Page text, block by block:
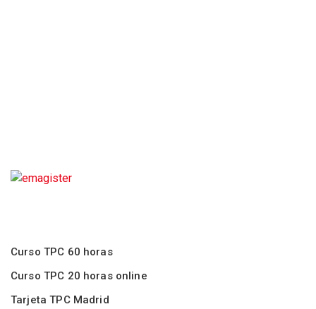
Curso TPC 60 horas
Curso TPC 20 horas online
Tarjeta TPC Madrid